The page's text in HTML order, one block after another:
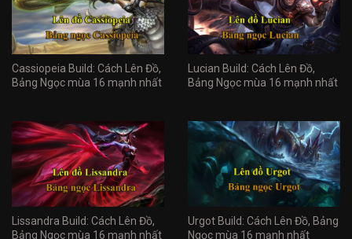
Cassiopeia Build: Cách Lên Đồ,
Bảng Ngọc mùa 16 mạnh nhất
Lucian Build: Cách Lên Đồ,
Bảng Ngọc mùa 16 mạnh nhất
Lissandra Build: Cách Lên Đồ,
Bảng Ngọc mùa 16 mạnh nhất
Urgot Build: Cách Lên Đồ, Bảng
Ngọc mùa 16 mạnh nhất